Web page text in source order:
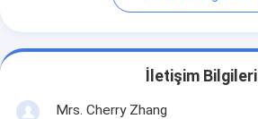
İletişim Bilgileri
Mrs. Cherry Zhang